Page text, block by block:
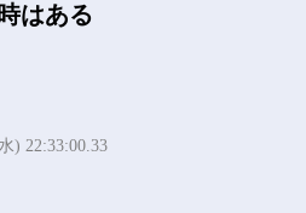
はある
) 22:33:00.33